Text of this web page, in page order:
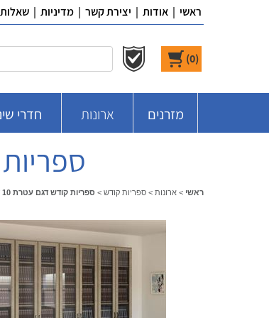
ראשי | אודות | יצירת קשר | מדיניות |
(
0
)
מזרנים ארונות חדרי
ספריות קודש
ראשי > ארונות > ספריות קודש > ספריות קודש דגם עטרת 10 דלתות 017 , ר.א. ריהוט